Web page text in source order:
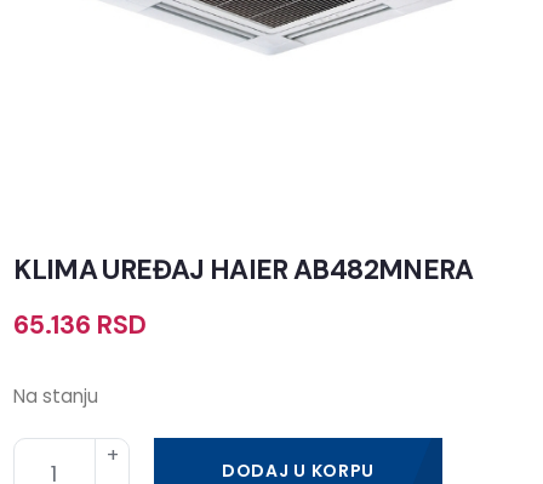
KLIMA UREĐAJ HAIER AB482MNERA
65.136 RSD
Na stanju
DODAJ U KORPU